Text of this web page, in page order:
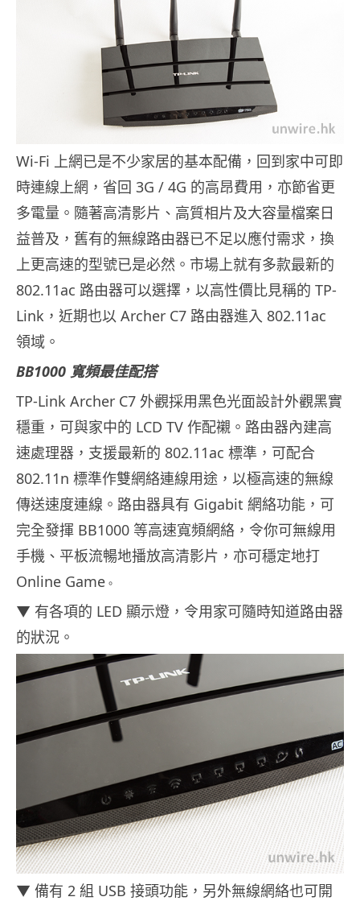
Wi-Fi 上網已是不少家居的基本配備，回到家中可即
時連線上網，省回 3G / 4G 的高昂費用，亦節省更
多電量。隨著高清影片、高質相片及大容量檔案日
益普及，舊有的無線路由器已不足以應付需求，換
上更高速的型號已是必然。市場上就有多款最新的
802.11ac 路由器可以選擇，以高性價比見稱的 TP-
Link，近期也以 Archer C7 路由器進入 802.11ac
領域。
BB1000 寬頻最佳配搭
TP-Link Archer C7 外觀採用黑色光面設計外觀黑實
穩重，可與家中的 LCD TV 作配襯。路由器內建高
速處理器，支援最新的 802.11ac 標準，可配合
802.11n 標準作雙網絡連線用途，以極高速的無線
傳送速度連線。路由器具有 Gigabit 網絡功能，可
完全發揮 BB1000 等高速寬頻網絡，令你可無線用
手機、平板流暢地播放高清影片，亦可穩定地打
Online Game 。
▼ 有各項的 LED 顯示燈，令用家可隨時知道路由器
的狀況。
▼ 備有 2 組 USB 接頭功能，另外無線網絡也可開